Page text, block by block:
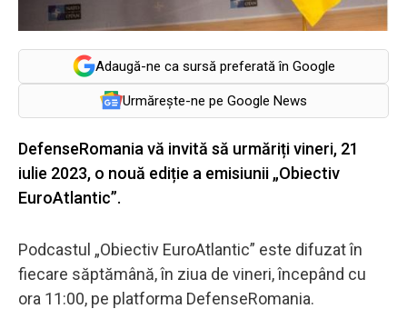
Adaugă-ne ca sursă preferată în Google
Urmărește-ne pe Google News
DefenseRomania vă invită să urmăriți vineri, 21
iulie 2023, o nouă ediție a emisiunii „Obiectiv
EuroAtlantic”.
Podcastul „Obiectiv EuroAtlantic” este difuzat în
fiecare săptămână, în ziua de vineri, începând cu
ora 11:00, pe platforma DefenseRomania.